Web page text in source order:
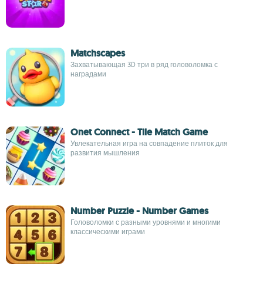
Matchscapes
Захватывающая 3D три в ряд головоломка с
наградами
Onet Connect - Tile Match Game
Увлекательная игра на совпадение плиток для
развития мышления
Number Puzzle - Number Games
Головоломки с разными уровнями и многими
классическими играми